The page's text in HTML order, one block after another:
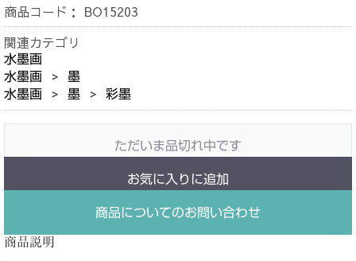
商品コード： BO15203
関連カテゴリ
水墨画
水墨画
墨
水墨画
墨 彩墨
ただいま品切れ中です
お気に入りに追加
商品についてのお問い合わせ
商品説明